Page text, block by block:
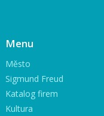
Menu
Město
Sigmund Freud
Katalog firem
Kultura